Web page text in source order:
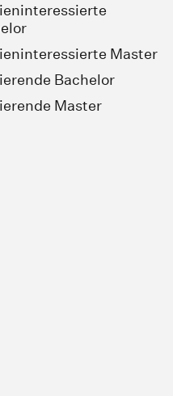
Master
Bachelor
Master